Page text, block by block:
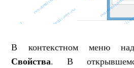
В контекстном меню
Свойства. В